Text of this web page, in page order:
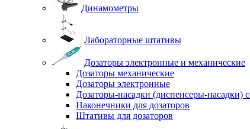
Динамометры
Лабораторные штативы
Дозаторы электронные и механические
Дозаторы механические
Дозаторы электронные
Дозаторы-насадки (диспенсеры-насадки)
Наконечники для дозаторов
Штативы для дозаторов